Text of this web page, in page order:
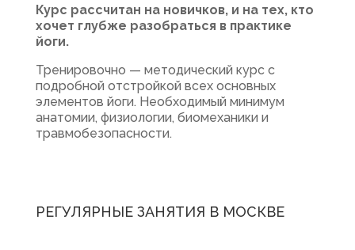
Курс рассчитан на новичков, и на тех, кто
хочет глубже разобраться в практике
йоги.
Тренировочно — методический курс с
подробной отстройкой всех основных
элементов йоги. Необходимый минимум
анатомии, физиологии, биомеханики и
травмобезопасности.
РЕГУЛЯРНЫЕ ЗАНЯТИЯ В МОСКВЕ